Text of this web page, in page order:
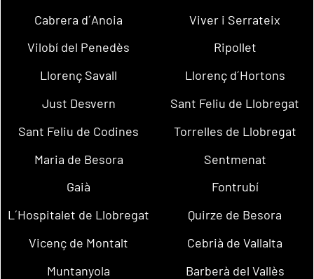
Cabrera d´Anoia
Viver i Serrateix
Vilobí del Penedès
Ripollet
Llorenç Savall
Llorenç d´Hortons
Just Desvern
Sant Feliu de Llobregat
Sant Feliu de Codines
Torrelles de Llobregat
Maria de Besora
Sentmenat
Gaià
Fontrubí
L´Hospitalet de Llobregat
Quirze de Besora
Vicenç de Montalt
Cebrià de Vallalta
Muntanyola
Barberà del Vallès